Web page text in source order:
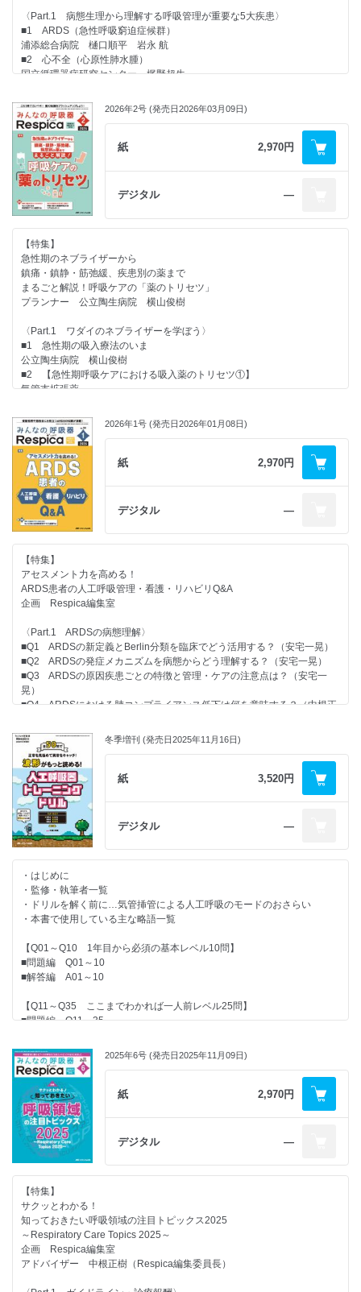
呼吸に関わる看護師特定行為 リアルなレポート
医療DX×遠隔医療×特定行為が拓く地域医療の未来
―「孤立した判断」から「共有された判断」へ―
滋賀医科大学／公立甲賀病院 山下祐貴
人工呼吸器抜管前後の呼吸ケアでナースが知っておきたいこと ～後編～
抜管前後の排痰ケア最前線：機器を用いた排痰という選択肢
一宮西病院／福井大学 野々山忠芳
●NURSE TOPIC
「空気を読む職場」で失う声
心理的安全性から見る看護現場の“文化的沈黙” とは
千葉大学大学院 永作恵里
・Information
・バックナンバーのご案内
・次号予告
■4 ［よくあるトラブル３］ 出血
■5 ［よくあるトラブル４］ 皮下気腫・気胸
■6 ［よくあるトラブル５］ 肉芽形成
■7 ［よくあるトラブル６］ カフリーク
■1 総論：気管カニューレ抜去・気管切開孔閉鎖までのステップ
■2 ［閉鎖STEP１］ 人工呼吸器からの離脱
■3 ［閉鎖STEP２］ 気管カニューレの抜去・変更
■4 ［閉鎖STEP３］ 気管切開孔の閉鎖決定後の準備・観察ポイント
・索引
〈Part.1 病態生理から理解する呼吸管理が重要な5大疾患〉
■1 ARDS（急性呼吸窮迫症候群）
浦添総合病院 樋口順平 岩永 航
■2 心不全（心原性肺水腫）
国立循環器病研究センター 梶野超生
海老名総合病院 菅野朋子
聖マリアンナ医科大学 藤本佳久
■4 COPD（慢性閉塞性肺疾患）増悪
徳島大学 秋本雄祐
■5 間質性肺炎
飯塚病院 米村 拓 川上大裕
〈Part.2 その症状・所見の「根拠」がわかるQ&A〉
■1 血ガス評価の疑問
・Q2 pHはどうやって決まるの？
・Q3 「代償」って何をしているの？
・Q4 pHが変化しているときはどう考えればいいの？
松江赤十字病院 角 昌樹 田邊翔太
■2 胸部X線、CT所見の疑問
・Q6 X線画像で前回より肺が黒くなったときは何を考える？
・Q7 X線画像で前回より肺が白くなったときは何を考える？
・Q8 X線画像で片肺が真っ白なときは胸水？無気肺？
・Q9 胸部ポータブル撮影（背臥位）では、どのような“誤解” が起きや
すい？
■3 酸素投与についての疑問
・Q10 FIO2と流量の関係。なぜ口元の酸素濃度が安定しないの？
・Q11 HFNCの流量はなぜ「30L/min以上」が基本なの？
・Q12 NPPVからHFNCに切り替えたら酸素化が悪化した。なぜ？
総合大雄会病院 丹野翔五 宮部浩道
■4 人工呼吸器設定の疑問
Q13 私たちはどのように呼吸をしているの？
Q14 自発呼吸と人工呼吸の違いは？
Q15 人工呼吸器にはどんなモードがあるの？
■5 薬剤選択（抗菌薬）についての疑問
Q16 経験的抗菌薬の選択はどう決めているの？
Q17 経験的抗菌薬を含めた抗菌薬の使用期間はどう決めているの？
Q18 デ・エスカレーション（De-escalation）のタイミングは？
【連載】
●Respica People
すべての在宅患者に呼吸リハを届けたい
医療法人はれの日 あおいそら在宅診療所 馬木良文
ジャクソンリース
日本赤十字社愛知医療センター名古屋第一病院 開 正宏
●気になる動向をのぞき見！先取り！
呼吸に関わる看護師特定行為 リアルなレポート
小児領域における特定看護師の活動
滋賀県立総合病院 上田博臣
●教えて！ 看護が“もっと” 深くなるエビデンス
一歩先行く 呼吸リハの最前線
ExPreSから学ぶ！ 抜管前アセスメントの最前線
一宮西病院／福井大学 野々山忠芳
●TOPIC
AI×EBM：私たちの臨床判断をよりよくするために日々の診療におけるAI
公益社団法人 日本海員掖済会 名古屋掖済会病院 矢野大介
・資料ダウンロード方法
・次号予告
2026年2号 (発売日2026年03月09日)
紙 2,970円
デジタル ―
【特集】
急性期のネブライザーから
鎮痛・鎮静・筋弛緩、疾患別の薬まで
まるごと解説！呼吸ケアの「薬のトリセツ」
プランナー 公立陶生病院 横山俊樹
〈Part.1 ワダイのネブライザーを学ぼう〉
■1 急性期の吸入療法のいま
公立陶生病院 横山俊樹
■2 【急性期呼吸ケアにおける吸入薬のトリセツ①】
気管支拡張薬
■3 【急性期呼吸ケアにおける吸入薬のトリセツ②】
去痰薬、喀痰調整薬など
東京大学医学部附属病院 太田英仁
■4 侵襲的人工呼吸で吸入療法を行う際の注意点
聖マリアンナ医科大学病院 五十嵐義浩
■5 HFNC、NPPV施行中の吸入療法の注意点
国立病院機構大阪南医療センター 奥田みゆき
〈Part.2 呼吸管理のキホン！鎮痛・鎮静・筋弛緩薬を整理しよう〉
信州大学医学部附属病院 市山崇史
■2 人工呼吸管理で用いる鎮痛薬いろいろ
名古屋市立大学 齊藤将之
■3 人工呼吸管理で用いる鎮静薬いろいろ
■4 人工呼吸管理における筋弛緩薬の位置づけとその薬剤
公立陶生病院 山本幹典
〈Part.3 疾患別にみてみよう！押さえておきたい「薬のトリセツ」〉
■1 「鎮咳薬」のトリセツ
公立陶生病院 伊藤聡一郎
公立陶生病院 河村隆登
■3 「気管支喘息の薬」のトリセツ（吸入薬編）
大垣市民病院 齋藤修平
■4 「気管支喘息の薬」のトリセツ（バイオ製剤編）
トヨタ記念病院 中村さや
■5 「COPDの薬」のトリセツ
日本赤十字社愛知医療センター名古屋第二病院 村田直彦
■6 「間質性肺炎の薬」のトリセツ
名古屋大学医学部附属病院 板東知宏
公立陶生病院 梅村拓巳
【連載】
●Respica People
国立病院機構西新潟中央病院 大平徹郎
●特徴・注意点をサクッとおさえる！
ちょっと気になる呼吸管理デバイス速習File
JA広島総合病院 荒田晋二
難病領域における特定看護師の活動～「息る」を支える～
国立病院機構医王病院 吉田 幸
●教えて！看護が“もっと” 深くなるエビデンス
一歩先行く 呼吸リハの最前線
PICS予防の最前線 ～後編～
PICS予防・改善のためのリスク因子の把握と対策
一宮西病院／福井大学 野々山忠芳
・次号予告
2026年1号 (発売日2026年01月08日)
紙 2,970円
デジタル ―
【特集】
アセスメント力を高める！
ARDS患者の人工呼吸管理・看護・リハビリQ&A
企画 Respica編集室
〈Part.1 ARDSの病態理解〉
■Q1 ARDSの新定義とBerlin分類を臨床でどう活用する？（安宅一晃）
■Q2 ARDSの発症メカニズムを病態からどう理解する？（安宅一晃）
■Q3 ARDSの原因疾患ごとの特徴と管理・ケアの注意点は？（安宅一
晃）
■Q4 ARDSにおける肺コンプライアンス低下は何を意味する？（中根正
■Q5 重症度分類に基づく看護アセスメントのポイントは？（中根正樹）
■Q6 ARDSと心原性肺水腫をどうやって見分ける？（岡森 慧）
■Q7 ARDSと間質性肺炎は何が違う？（岡森 慧）
〈Part.2 呼吸管理・肺保護戦略〉
■Q8 一般的なARDSに対する人工呼吸器設定は？（奥村将年）
■Q9 肺保護戦略についてこの数年で変わったことはある？（中根正樹）
■Q10 PEEPはどうやって決める？ 高いPEEPはなぜ重要？（中根正
樹）
■Q12 プラトー圧とドライビングプレッシャーの管理方法は？（櫻谷正
明）
■Q13 VILIやP-SILIを防ぐために看護師が介入できることはある？（櫻谷
正明）
■Q15 鎮静・鎮痛薬とせん妄の関連性は？（片岡 惇）
〈Part.3 モニタリング・フィジカルアセスメント〉
悪化を予測するにはどこを見るとよい？（青木善孝）
■Q17 呼吸音や呼吸パターンの観察からARDSの状態をどう読み取る？
■Q18 チームで共有すべきARDS患者の呼吸状態の情報は何？（大塚将
秀）
■Q19 医師に報告すべき呼吸状態の変化は？（大塚将秀）
■Q20 ARDSの病態を血ガス分析で評価するポイントは？
数値の変化から看護師が行うべき対応は？（横山俊樹）
■Q21 人工呼吸器設定変更の際、看護師が確認すべき項目は？（奥村将
年）
■Q22 人工呼吸器離脱前後における呼吸状態の評価のポイントは？（大
〈Part.4 看護ケア・リハビリテーション〉
■Q24 ARDS急性期の看護のポイントは？（片山雪子）
■Q25 ARDS急性期では、ルーチンで吸引を行ってはいけないのはな
ぜ？（尾野敏明）
■Q26 PICSを防ぐために看護師ができることは？（剱持雄二）
冬季増刊 (発売日2025年11月16日)
紙 3,520円
デジタル ―
・はじめに
・監修・執筆者一覧
・ドリルを解く前に…気管挿管による人工呼吸のモードのおさらい
・本書で使用している主な略語一覧
【Q01～Q10 1年目から必須の基本レベル10問】
■問題編 Q01～10
■解答編 A01～10
【Q11～Q35 ここまでわかれば一人前レベル25問】
■問題編 Q11～35
【Q36～Q50 現場力を上げる！中堅～ベテランレベル15問】
■問題編 Q36～50
■解答編 A36～50
【豆知識Q】
豆知識 Q1
豆知識 Q2
豆知識 Q3
豆知識 Q5
豆知識 Q6
豆知識 Q7
・索引
2025年6号 (発売日2025年11月09日)
紙 2,970円
デジタル ―
【特集】
サクッとわかる！
知っておきたい呼吸領域の注目トピックス2025
～Respiratory Care Topics 2025～
企画 Respica編集室
アドバイザー 中根正樹（Respica編集委員長）